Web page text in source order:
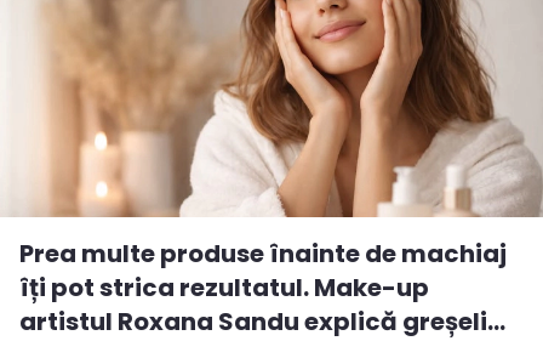
Prea multe produse înainte de machiaj
îți pot strica rezultatul. Make-up
artistul Roxana Sandu explică greșeli...